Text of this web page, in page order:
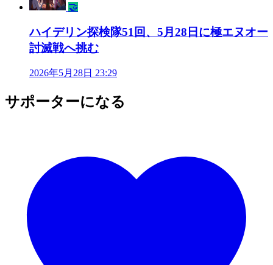
🤝
ハイデリン探検隊51回、5月28日に極エヌオー
討滅戦へ挑む
2026年5月28日 23:29
サポーターになる